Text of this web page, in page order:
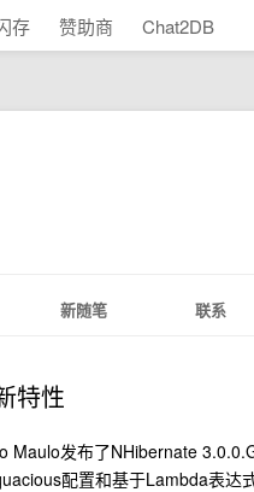
存 赞助商 Chat2DB
新随笔 联系
特性
Maulo发布了NHibernate
配置和基于Lambda表达